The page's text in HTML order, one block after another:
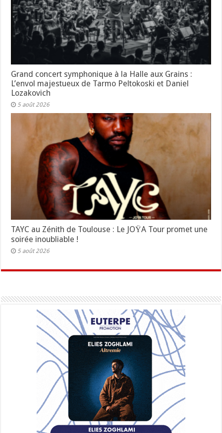
Grand concert symphonique à la Halle aux Grains :
L’envol majestueux de Tarmo Peltokoski et Daniel
Lozakovich
5 août 2026
TAYC au Zénith de Toulouse : Le JOŸA Tour promet une
soirée inoubliable !
5 août 2026